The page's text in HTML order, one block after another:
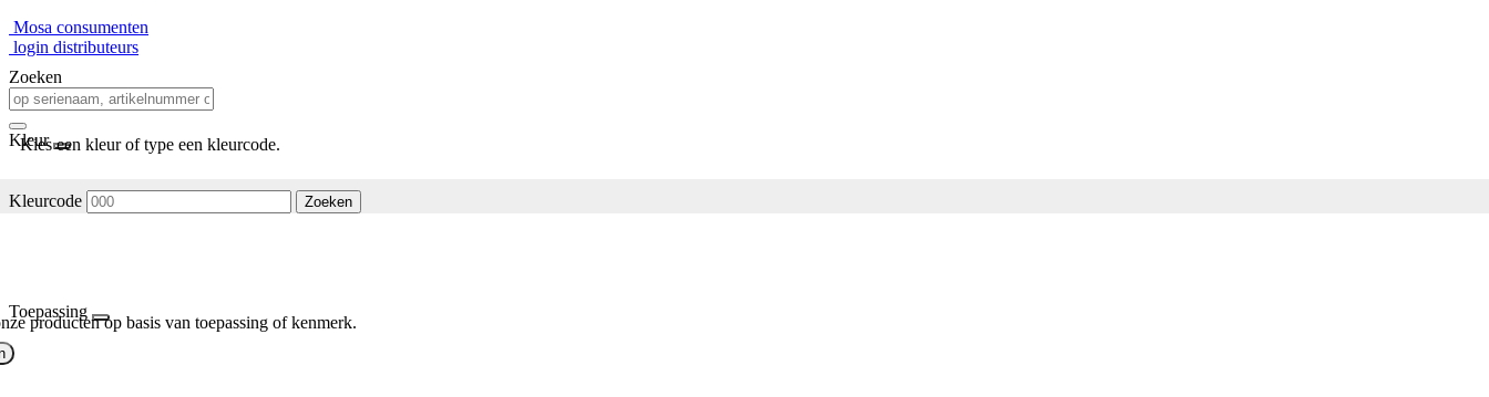
Mosa consumenten
login distributeurs
Zoeken
Kleur
Kies een kleur of type een kleurcode.
Kleurcode Zoeken
Toepassing
producten op basis van toepassing of kenmerk.